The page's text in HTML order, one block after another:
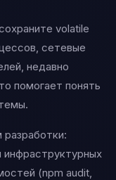
volatile
сетевые
недавно
помогает понять
инфраструктурных
(npm audit,